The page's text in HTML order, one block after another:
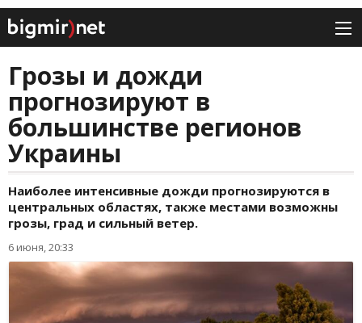
Грозы и дожди
прогнозируют в
большинстве регионов
Украины
Наиболее интенсивные дожди прогнозируются в
центральных областях, также местами возможны
грозы, град и сильный ветер.
6 июня, 20:33